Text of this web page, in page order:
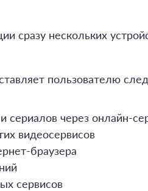
сразу нескольких
пользователю
сериалов через онлайн-
видеосервисов
браузера
сервисов